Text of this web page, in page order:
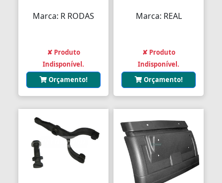
Marca: R RODAS
✘ Produto
Indisponível.
Orçamento!
Marca: REAL
✘ Produto
Indisponível.
Orçamento!